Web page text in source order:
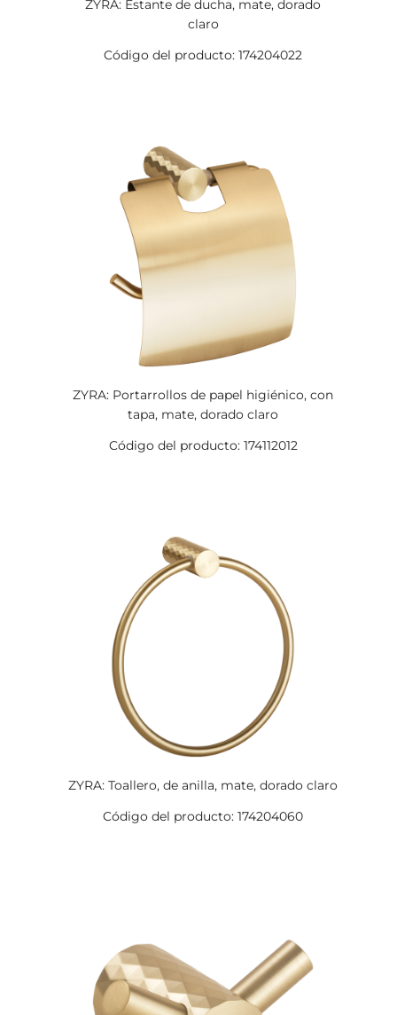
ZYRA: Estante de ducha, mate, dorado
claro
Código del producto: 174204022
ZYRA: Portarrollos de papel higiénico, con
tapa, mate, dorado claro
Código del producto: 174112012
ZYRA: Toallero, de anilla, mate, dorado claro
Código del producto: 174204060